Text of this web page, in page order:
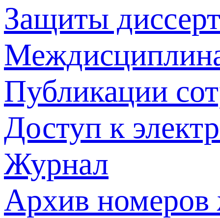
Защиты
Публикации
Доступ к
Журнал
Архив номеров